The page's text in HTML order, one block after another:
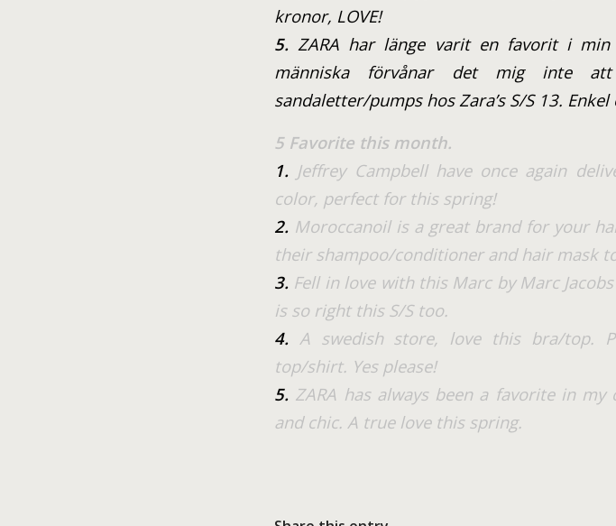
kronor, LOVE!
5. ZARA har länge varit en favorit i
människa förvånar det mig inte
sandaletter/pumps hos Zara’s S/S 13.
5 Favorite this month.
1. Jeffrey Campbell have once again
color, perfect for this spring!
2. Moroccanoil is a great brand for your
their shampoo/conditioner and hair mask
3. Fell in love with this Marc by Marc
is so right this S/S too.
4. A swedish store, love this bra/top.
top/shirt. Yes please!
5. ZARA has always been a favorite in
and chic. A true love this spring.